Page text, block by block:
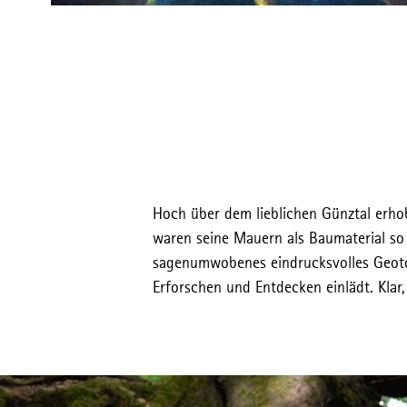
Hoch über dem lieblichen Günztal
waren seine Mauern als Baumaterial
sagenumwobenes eindrucksvolles
Erforschen und Entdecken einlädt.